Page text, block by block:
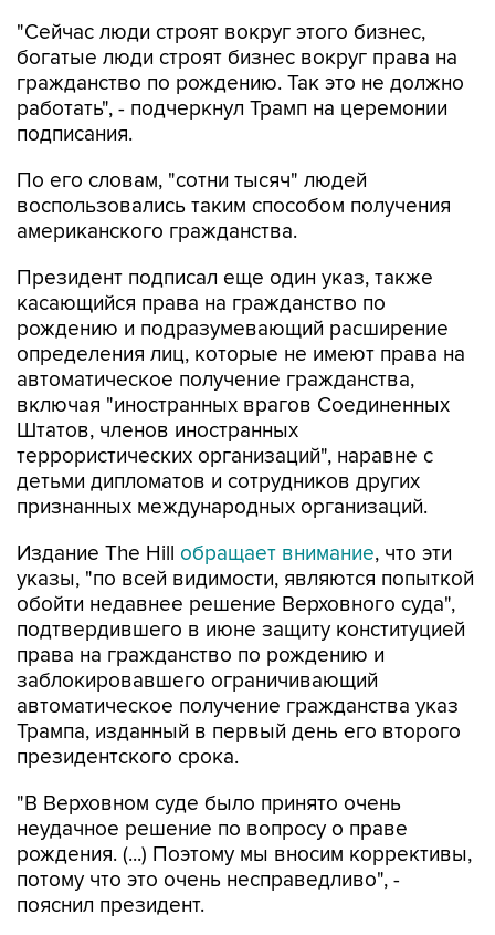
"Сейчас люди строят вокруг этого бизнес,
богатые люди строят бизнес вокруг права на
гражданство по рождению. Так это не должно
работать", - подчеркнул Трамп на церемонии
подписания.
По его словам, "сотни тысяч" людей
воспользовались таким способом получения
американского гражданства.
Президент подписал еще один указ, также
касающийся права на гражданство по
рождению и подразумевающий расширение
определения лиц, которые не имеют права на
автоматическое получение гражданства,
включая "иностранных врагов Соединенных
Штатов, членов иностранных
террористических организаций", наравне с
детьми дипломатов и сотрудников других
признанных международных организаций.
Издание The Hill обращает внимание, что эти
указы, "по всей видимости, являются попыткой
обойти недавнее решение Верховного суда",
подтвердившего в июне защиту конституцией
права на гражданство по рождению и
заблокировавшего ограничивающий
автоматическое получение гражданства указ
Трампа, изданный в первый день его второго
президентского срока.
"В Верховном суде было принято очень
неудачное решение по вопросу о праве
рождения. (...) Поэтому мы вносим коррективы,
потому что это очень несправедливо", -
пояснил президент.